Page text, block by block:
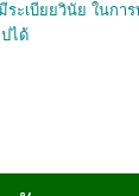
ะเบียยวินัย ในกา
ได้